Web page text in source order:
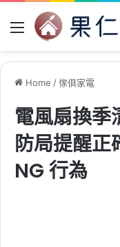
Menu
Home /傢俱家電
電風扇換季
防局提醒
NG 行為